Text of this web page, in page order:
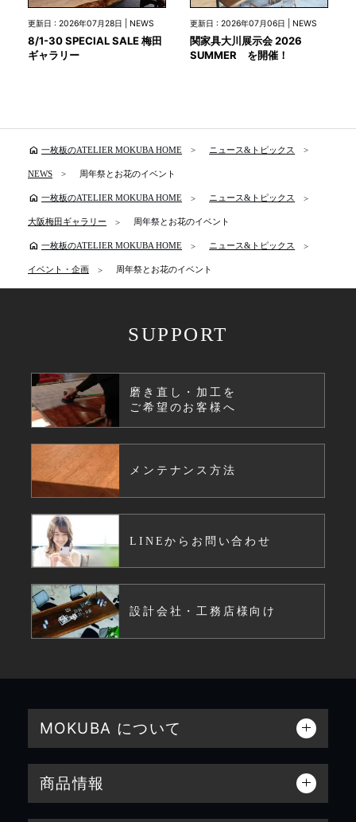
更新日 : 2026年07月28日 | NEWS
8/1-30 SPECIAL SALE 梅田
ギャラリー
更新日 : 2026年07月06日 | NEWS
関家具大川展示会 2026
SUMMER を開催！
home 一枚板のATELIER MOKUBA HOME ニュース&トピックス
NEWS 周年祭とお花のイベント
home 一枚板のATELIER MOKUBA HOME ニュース&トピックス
大阪梅田ギャラリー 周年祭とお花のイベント
home 一枚板のATELIER MOKUBA HOME ニュース&トピックス
イベント・企画 周年祭とお花のイベント
SUPPORT
磨き直し・加工を
ご希望のお客様へ
メンテナンス方法
LINEからお問い合わせ
設計会社・工務店様向け
MOKUBA について
商品情報